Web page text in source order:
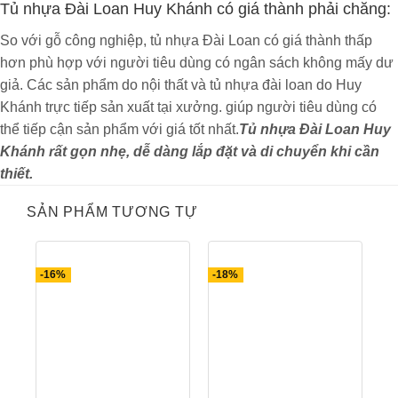
cho việc cất giữ và vận chuyển.
✅Vượt trội về cách phối màu theo ý thích, kích
thước và kiểu dáng tùy chọn.
✅Bảo hành sản phẩm 10 năm về nhựa năm,
hỗ trợ trọn đời.
✅Vận chuyển – lắp đặt: Miễn phí vận chuyển
và lắp đặt tại Hà Nội.
Cam kết bán hàng chính hãng.
Đảm bảo đúng mẫu mã sản phẩm
Đổi mới trong 5 ngày nếu có lỗi
Tủ nhựa Đài Loan Huy Khánh có giá thành phải chăng:
So với gỗ công nghiệp, tủ nhựa Đài Loan có giá thành thấp
hơn phù hợp với người tiêu dùng có ngân sách không mấy dư
giả. Các sản phẩm do nội thất và tủ nhựa đài loan do Huy
Khánh trực tiếp sản xuất tại xưởng. giúp người tiêu dùng có
thể tiếp cận sản phẩm với giá tốt nhất.Tủ nhựa Đài Loan Huy
Khánh rất gọn nhẹ, dễ dàng lắp đặt và di chuyển khi cần
thiết.
SẢN PHẨM TƯƠNG TỰ
-16% -18%